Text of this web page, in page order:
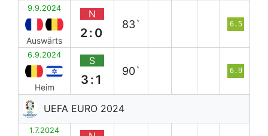
9.9.2024
Auswärts
N
2:0
83` 6.5
6.9.2024
Heim
S
3:1
90` 6.9
UEFA EURO 2024
1.7.2024